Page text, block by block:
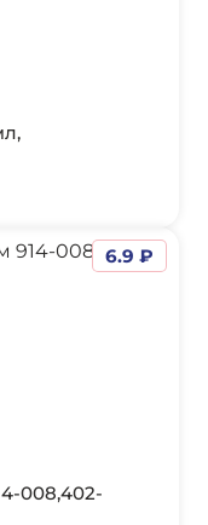
008,402-
6.9 ₽